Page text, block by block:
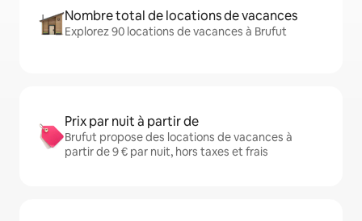
Nombre total de locations de vacances
Explorez 90 locations de vacances à Brufut
Prix par nuit à partir de
Brufut propose des locations de vacances à
partir de 9 € par nuit, hors taxes et frais